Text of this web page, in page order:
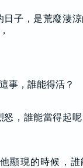
子，是荒廢淒涼
事，誰能得活？
，誰能當得起
顯現的時候，誰